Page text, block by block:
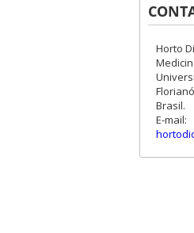
Horto
Brasil.
E-mail: